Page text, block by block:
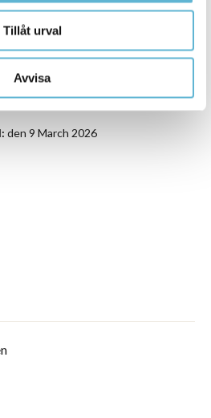
Tillåt urval
Avvisa
del av hela VA-taxan:
den 9 March 2026